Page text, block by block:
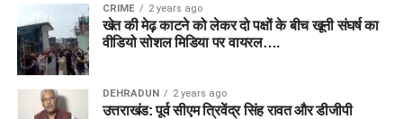
CRIME 2 years ago
खेत की मेढ़ काटने को लेकर दो पक्षों के बीच खूनी संघर्ष का
वीडियो सोशल मिडिया पर वायरल….
DEHRADUN 2 years ago
उत्तराखंड: पूर्व सीएम त्रिवेंद्र सिंह रावत और डीजीपी